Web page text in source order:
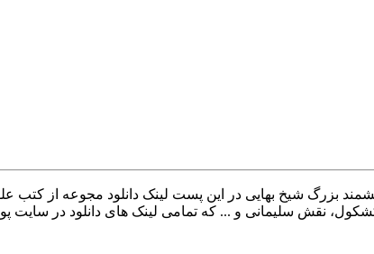
بزرگ شیخ بهایی در این پست لینک دانلود مجوعه از کتب
نقش سلیمانی و ... که تمامی لینک های دانلود در سایت